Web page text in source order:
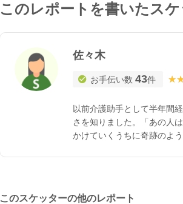
このレポートを書いたス
佐々木
お手伝い数 43件
以前介護助手として半年間
さを知りました。「あの人
かけていくうちに奇跡のよ
このスケッターの他のレポート